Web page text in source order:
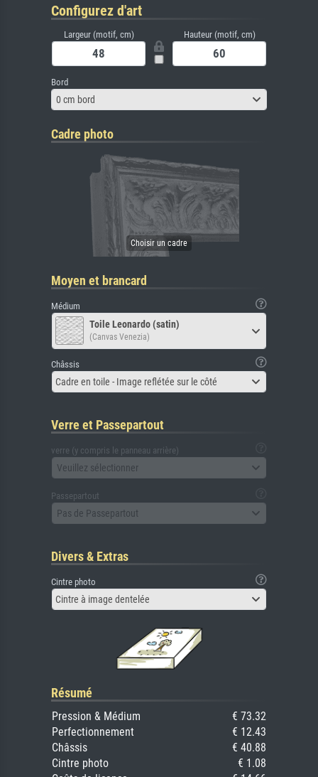
Configurez d'art
Largeur (motif, cm) Hauteur (motif, cm)
Bord
0 cm bord
Cadre photo
Moyen et brancard
Médium
Toile Leonardo (satin)
(Canvas Venezia)
Châssis
Cadre en toile - Image reflétée sur le côté
Verre et Passepartout
verre (y compris le panneau arrière)
Veuillez sélectionner
Passepartout
Pas de Passepartout
Divers & Extras
Cintre photo
Cintre à image dentelée
Résumé
Pression & Médium
€ 73.32
Perfectionnement
€ 12.43
Châssis
€ 40.88
Cintre photo
€ 1.08